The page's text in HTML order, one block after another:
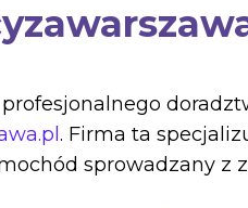
. Firma ta
sprowadzany z